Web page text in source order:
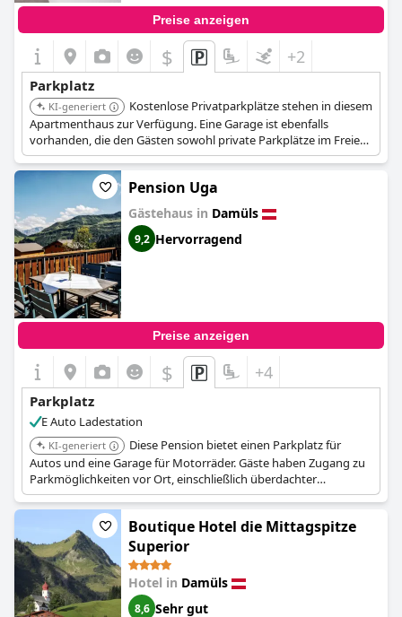
Preise anzeigen
$ +2
Parkplatz
KI-generiert
Kostenlose Privatparkplätze stehen in diesem
Apartmenthaus zur Verfügung. Eine Garage ist ebenfalls
vorhanden, die den Gästen sowohl private Parkplätze im Freien
als auch eine überdachte Option bietet.
Pension Uga
Gästehaus in Damüls
9,2 Hervorragend
Preise anzeigen
$ +4
Parkplatz
E Auto Ladestation
KI-generiert
Diese Pension bietet einen Parkplatz für
Autos und eine Garage für Motorräder. Gäste haben Zugang zu
Parkmöglichkeiten vor Ort, einschließlich überdachter
Parkplätze für Motorräder.
Boutique Hotel die Mittagspitze
Superior
Hotel in Damüls
8,6 Sehr gut